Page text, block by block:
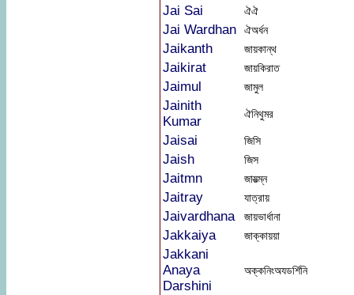
Jai Sai ঐঐ
Jai Wardhan ঐঅর্ধন
Jaikanth জায়কান্থ
Jaikirat জায়কিরাত
Jaimul জামুল
Jainith
Kumar
ঐনিথুমর
Jaisai জিসি
Jaish জিস
Jaitmn জায়ত্ম্ন
Jaitray যাত্রায়
Jaivardhana জায়ভার্ধানা
Jakkaiya জাক্কায়য়া
Jakkani
Anaya
Darshini
অক্কনিংঅযডর্শিনি